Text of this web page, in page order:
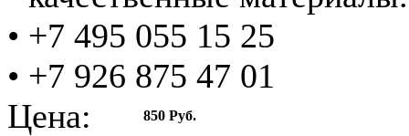
• +7 495 055 15 25
• +7 926 875 47 01
Цена:
850 Руб.